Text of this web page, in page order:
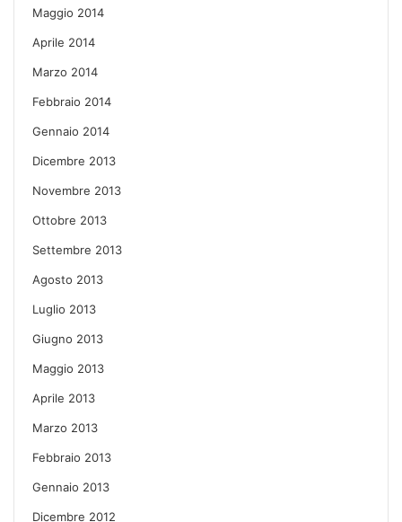
Maggio 2014
Aprile 2014
Marzo 2014
Febbraio 2014
Gennaio 2014
Dicembre 2013
Novembre 2013
Ottobre 2013
Settembre 2013
Agosto 2013
Luglio 2013
Giugno 2013
Maggio 2013
Aprile 2013
Marzo 2013
Febbraio 2013
Gennaio 2013
Dicembre 2012